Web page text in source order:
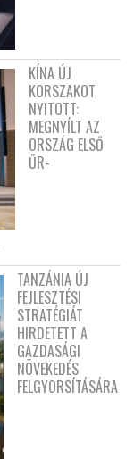
KÍNA ÚJ
KORSZAKOT
NYITOTT:
MEGNYÍLT AZ
ORSZÁG ELSŐ
ŰR-
TANZÁNIA ÚJ
FEJLESZTÉSI
STRATÉGIÁT
HIRDETETT A
GAZDASÁGI
NÖVEKEDÉS
FELGYORSÍTÁSÁRA